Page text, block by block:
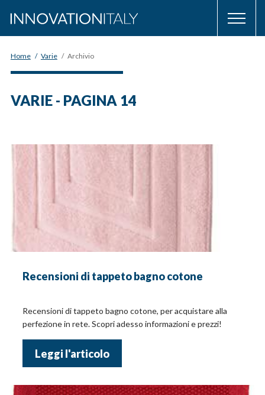
Home / Varie / Archivio
VARIE - PAGINA 14
Recensioni di tappeto bagno cotone
Recensioni di tappeto bagno cotone, per acquistare alla
perfezione in rete. Scopri adesso informazioni e prezzi!
Leggi l'articolo